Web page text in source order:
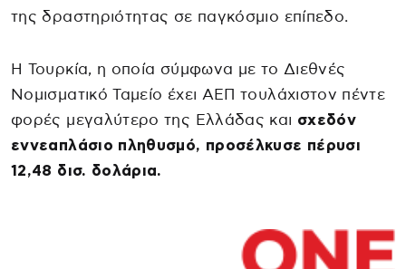
της δραστηριότητας σε παγκόσμιο επίπεδο.
Η Τουρκία, η οποία σύμφωνα με το Διεθνές
Νομισματικό Ταμείο έχει ΑΕΠ τουλάχιστον πέντε
φορές μεγαλύτερο της Ελλάδας και σχεδόν
εννεαπλάσιο πληθυσμό, προσέλκυσε πέρυσι
12,48 δισ. δολάρια.